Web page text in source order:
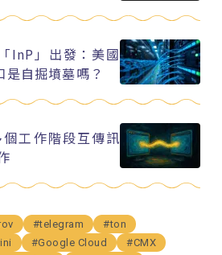
InP」出發：美國
是自掘墳墓嗎？
工作階段互傳訊
#telegram
#ton
#Google Cloud
#CMX